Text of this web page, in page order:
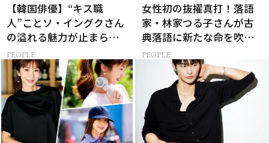
【韓国俳優】“キス職
人”ことソ・イングクさん
の溢れる魅力が止まらな
い【特別画像集】
PEOPLE
女性初の抜擢真打！落語
家・林家つる子さんが古
典落語に新たな命を吹き
込み続ける理由
PEOPLE